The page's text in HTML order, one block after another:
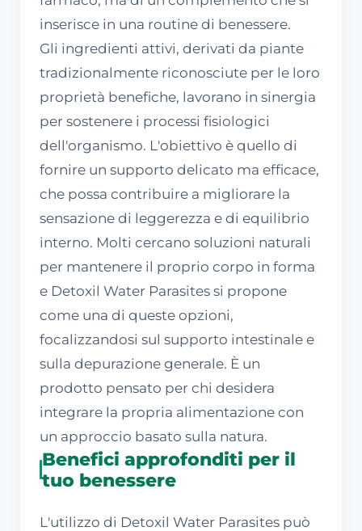
inserisce in una routine di benessere.
Gli ingredienti attivi, derivati da piante
tradizionalmente riconosciute per le loro
proprietà benefiche, lavorano in sinergia
per sostenere i processi fisiologici
dell'organismo. L'obiettivo è quello di
fornire un supporto delicato ma efficace,
che possa contribuire a migliorare la
sensazione di leggerezza e di equilibrio
interno. Molti cercano soluzioni naturali
per mantenere il proprio corpo in forma
e Detoxil Water Parasites si propone
come una di queste opzioni,
focalizzandosi sul supporto intestinale e
sulla depurazione generale. È un
prodotto pensato per chi desidera
integrare la propria alimentazione con
un approccio basato sulla natura.
Benefici approfonditi per il
tuo benessere
L'utilizzo di Detoxil Water Parasites può